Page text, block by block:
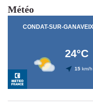
Météo